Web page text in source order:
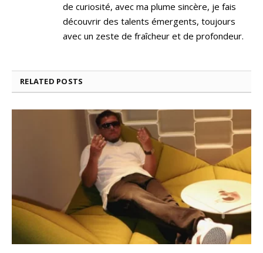
de curiosité, avec ma plume sincère, je fais
découvrir des talents émergents, toujours
avec un zeste de fraîcheur et de profondeur.
RELATED POSTS